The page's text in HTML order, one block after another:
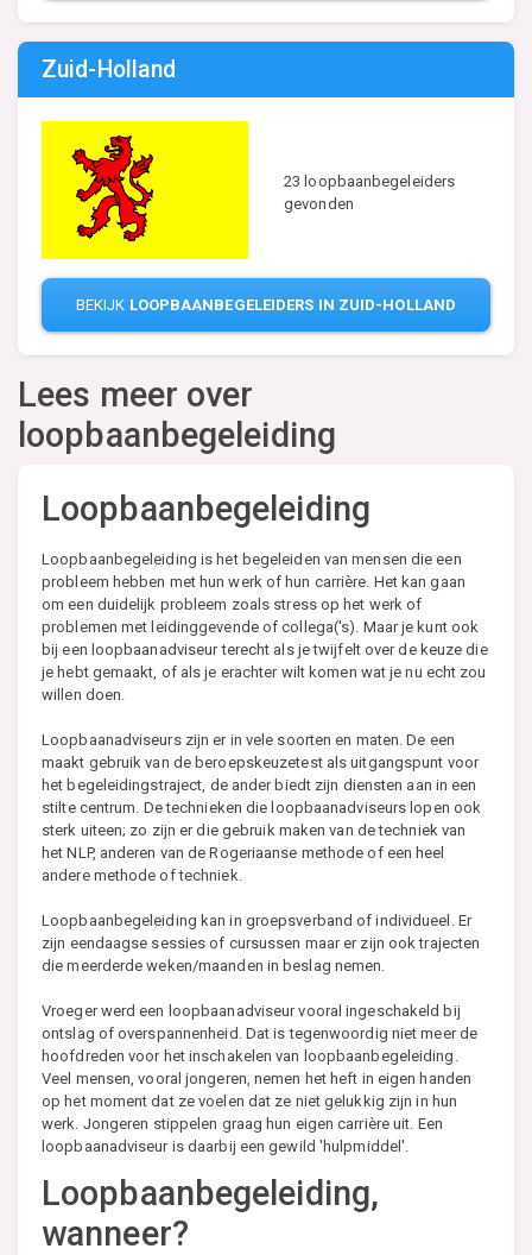
Zuid-Holland
23 loopbaanbegeleiders
gevonden
BEKIJK LOOPBAANBEGELEIDERS IN ZUID-HOLLAND
Lees meer over
loopbaanbegeleiding
Loopbaanbegeleiding
Loopbaanbegeleiding is het begeleiden van mensen die een
probleem hebben met hun werk of hun carrière. Het kan gaan
om een duidelijk probleem zoals stress op het werk of
problemen met leidinggevende of collega('s). Maar je kunt ook
bij een loopbaanadviseur terecht als je twijfelt over de keuze die
je hebt gemaakt, of als je erachter wilt komen wat je nu echt zou
willen doen.
Loopbaanadviseurs zijn er in vele soorten en maten. De een
maakt gebruik van de beroepskeuzetest als uitgangspunt voor
het begeleidingstraject, de ander biedt zijn diensten aan in een
stilte centrum. De technieken die loopbaanadviseurs lopen ook
sterk uiteen; zo zijn er die gebruik maken van de techniek van
het NLP, anderen van de Rogeriaanse methode of een heel
andere methode of techniek.
Loopbaanbegeleiding kan in groepsverband of individueel. Er
zijn eendaagse sessies of cursussen maar er zijn ook trajecten
die meerderde weken/maanden in beslag nemen.
Vroeger werd een loopbaanadviseur vooral ingeschakeld bij
ontslag of overspannenheid. Dat is tegenwoordig niet meer de
hoofdreden voor het inschakelen van loopbaanbegeleiding.
Veel mensen, vooral jongeren, nemen het heft in eigen handen
op het moment dat ze voelen dat ze niet gelukkig zijn in hun
werk. Jongeren stippelen graag hun eigen carrière uit. Een
loopbaanadviseur is daarbij een gewild 'hulpmiddel'.
Loopbaanbegeleiding,
wanneer?